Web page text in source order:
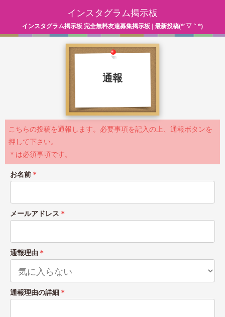
インスタグラム掲示板
インスタグラム掲示板 完全無料友達募集掲示板 | 最新投稿(*´▽｀*)
通報
こちらの投稿を通報します。必要事項を記入の上、通報ボタンを
押して下さい。
＊は必須事項です。
お名前 ＊
メールアドレス ＊
通報理由 ＊
通報理由の詳細 ＊